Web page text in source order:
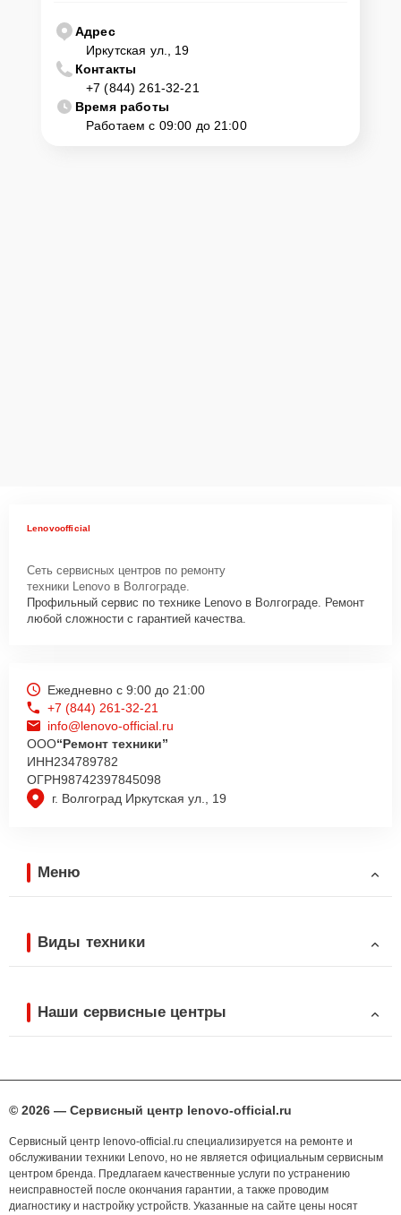
Адрес
Иркутская ул., 19
Контакты
+7 (844) 261-32-21
Время работы
Работаем с 09:00 до 21:00
Lenovoofficial
Сеть сервисных центров по ремонту
техники Lenovo в Волгограде.
Профильный сервис по технике Lenovo в Волгограде. Ремонт
любой сложности с гарантией качества.
г. Волгоград Иркутская ул., 19
Ежедневно с 9:00 до 21:00
+7 (844) 261-32-21
info@lenovo-official.ru
ООО“Ремонт техники”
ИНН234789782
ОГРН98742397845098
Меню
Виды техники
Наши сервисные центры
© 2026 — Сервисный центр lenovo-official.ru
Сервисный центр lenovo-official.ru специализируется на ремонте и
обслуживании техники Lenovo, но не является официальным сервисным
центром бренда. Предлагаем качественные услуги по устранению
неисправностей после окончания гарантии, а также проводим
диагностику и настройку устройств. Указанные на сайте цены носят